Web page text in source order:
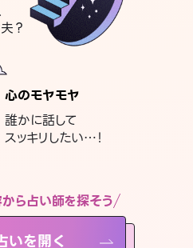
？
心のモヤモヤ
誰かに話して
スッキリしたい…！
ら占い師を探そう
いを開く